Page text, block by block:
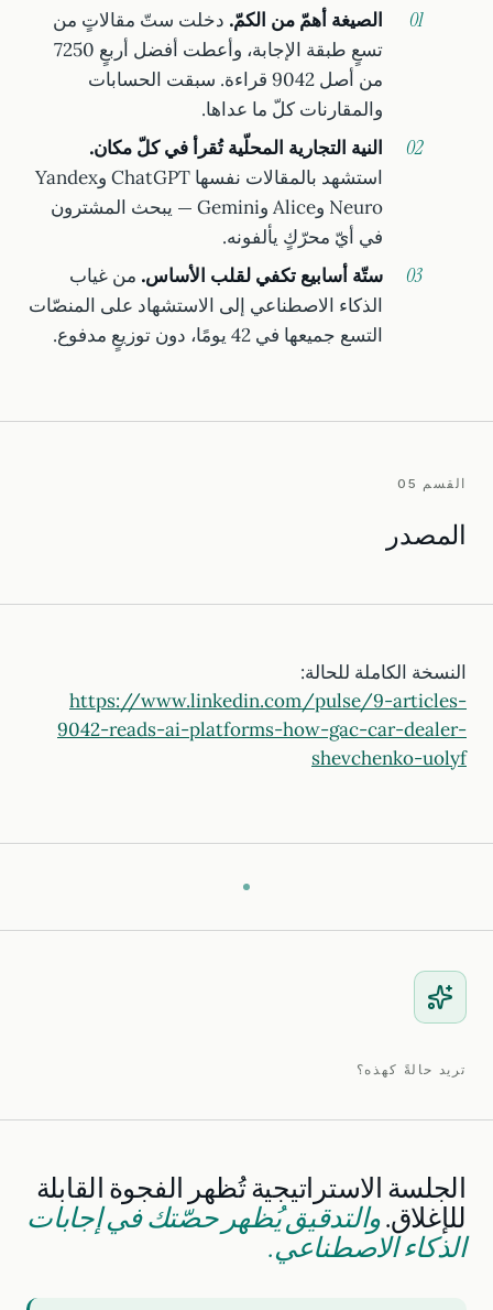
الصيغة أهمّ من الكمّ. دخلت ستّ مقالاتٍ من
تسعٍ طبقة الإجابة، وأعطت أفضل أربعٍ 7250
من أصل 9042 قراءة. سبقت الحسابات
والمقارنات كلّ ما عداها.
النية التجارية المحلّية تُقرأ في كلّ مكان.
استشهد بالمقالات نفسها ChatGPT وYandex
Neuro وAlice وGemini — يبحث المشترون
في أيّ محرّكٍ يألفونه.
ستّة أسابيع تكفي لقلب الأساس. من غياب
الذكاء الاصطناعي إلى الاستشهاد على المنصّات
التسع جميعها في 42 يومًا، دون توزيعٍ مدفوع.
القسم 05
المصدر
النسخة الكاملة للحالة:
https://www.linkedin.com/pulse/9-articles-
9042-reads-ai-platforms-how-gac-car-dealer-
shevchenko-uolyf
تريد حالةً كهذه؟
الجلسة الاستراتيجية تُظهر الفجوة القابلة
للإغلاق.والتدقيق يُظهر حصّتك في إجابات
الذكاء الاصطناعي.